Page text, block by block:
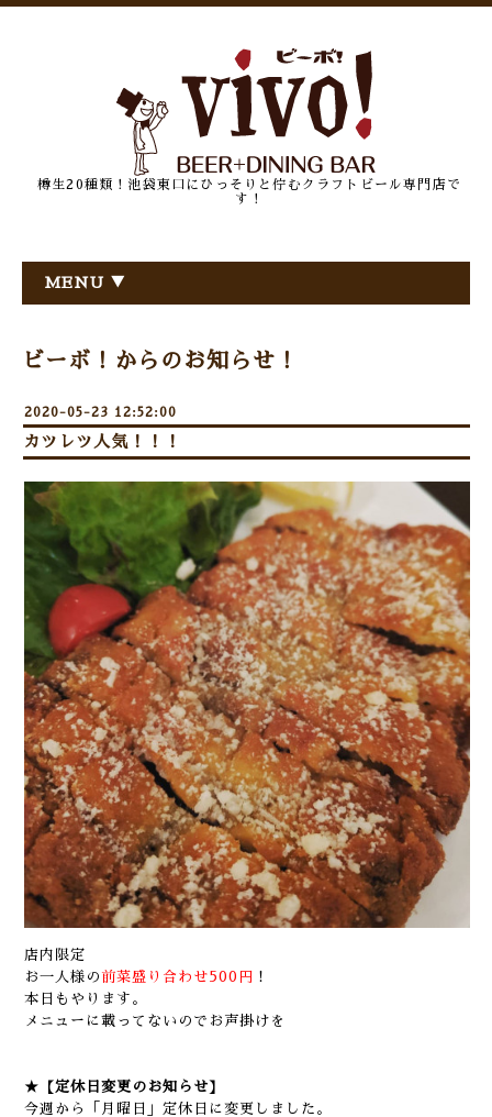
樽生20種類！池袋東口にひっそりと佇むクラフトビール専門店で
す！
MENU ▼
ビーボ！からのお知らせ！
2020-05-23 12:52:00
カツレツ人気！！！
店内限定
お一人様の前菜盛り合わせ500円 ！
本日もやります。
メニューに載ってないのでお声掛けを
★【定休日変更のお知らせ】
今週から「月曜日」定休日に変更しました。